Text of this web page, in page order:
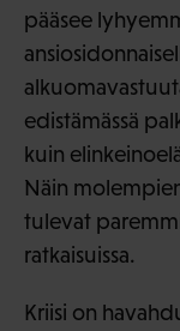
pääsee
edistämässä
kuin
Näin
tulevat
ratkaisuissa.
Kriisi on